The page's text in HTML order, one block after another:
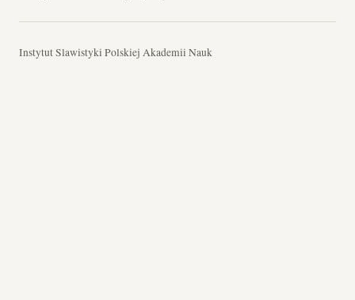
Instytut Slawistyki Polskiej Akademii Nauk